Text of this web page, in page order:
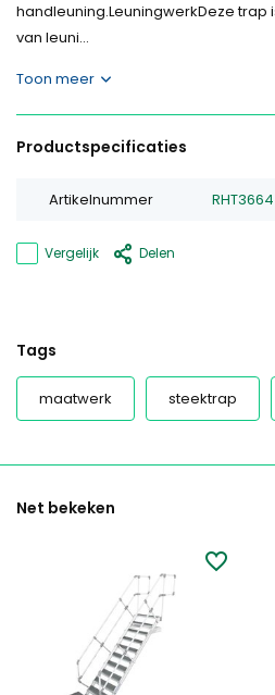
handleuning.LeuningwerkDeze
van leuni...
Toon meer
Productspecificaties
Artikelnummer RHT3664
Vergelijk Delen
Tags
maatwerk steektrap
Net bekeken